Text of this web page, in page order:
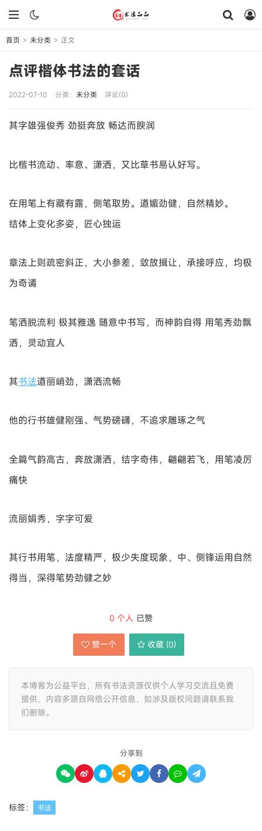
首页 > 未分类 > 正文
点评楷体书法的套话
2022-07-10 分类： 未分类 评论(0)
其字雄强俊秀 劲挺奔放 畅达而腴润
比楷书流动、率意、潇洒，又比草书易认好写。
在用笔上有藏有露，侧笔取势。遒媚劲健，自然精妙。
结体上变化多姿，匠心独运
章法上则疏密斜正，大小参差，敛放揖让，承接呼应，均极
为奇谲
笔洒脱流利 极其雅逸 随意中书写，而神韵自得 用笔秀劲飘
洒，灵动宜人
其书法遒丽峭劲，潇洒流畅
他的行书雄健刚强、气势磅礴，不追求雕琢之气
全篇气韵高古，奔放潇洒，结字奇伟，翩翩若飞，用笔凌厉
痛快
流丽娟秀，字字可爱
其行书用笔，法度精严，极少失度现象，中、侧锋运用自然
得当，深得笔势劲健之妙
0 个人 已赞
赞一个 收藏 (0)
本博客为公益平台，所有书法资源仅供个人学习交流且免费
提供，内容多源自网络公开信息，如涉及版权问题请联系我
们删除。
分享到
标签： 书法